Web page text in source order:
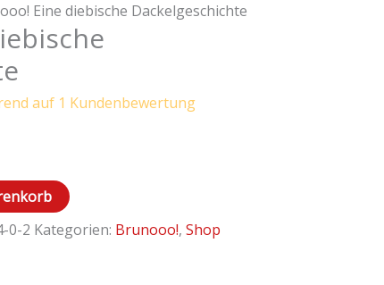
Eine diebische Dackelgeschichte
auf 1 Kundenbewertung
0-2 Kategorien: Brunooo!, Shop